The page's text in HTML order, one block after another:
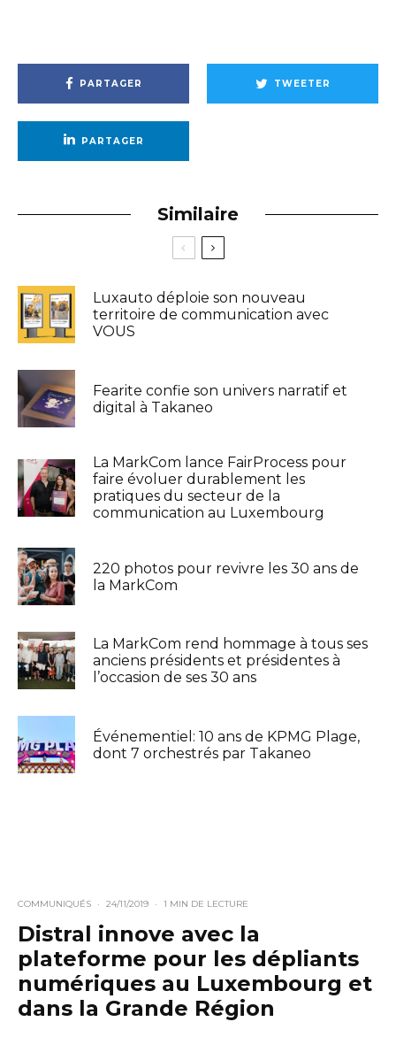
PARTAGER TWEETER
PARTAGER
Similaire
Luxauto déploie son nouveau
territoire de communication avec
VOUS
Fearite confie son univers narratif et
digital à Takaneo
La MarkCom lance FairProcess pour
faire évoluer durablement les
pratiques du secteur de la
communication au Luxembourg
220 photos pour revivre les 30 ans de
la MarkCom
La MarkCom rend hommage à tous ses
anciens présidents et présidentes à
l’occasion de ses 30 ans
Événementiel: 10 ans de KPMG Plage,
dont 7 orchestrés par Takaneo
COMMUNIQUÉS · 24/11/2019 · 1 MIN DE LECTURE
Distral innove avec la
plateforme pour les dépliants
numériques au Luxembourg et
dans la Grande Région